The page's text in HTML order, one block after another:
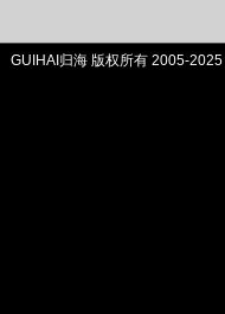
GUIHAI归海 版权所有 2005-2025